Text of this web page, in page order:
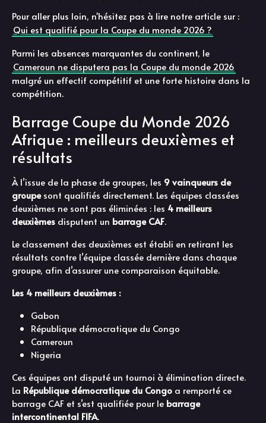
Pour aller plus loin, n'hésitez pas à lire notre article sur :
Qui est qualifié pour la Coupe du monde 2026 ?
Parmi les absences marquantes du continent, le
Cameroun ne disputera pas la Coupe du monde 2026
malgré un effectif compétitif et une forte histoire dans la
compétition.
Barrage Coupe du Monde 2026
Afrique : meilleurs deuxièmes et
résultats
À l’issue de la phase de groupes, les 9 vainqueurs de
groupesont qualifiés directement. Les équipes classées
deuxièmes ne sont pas éliminées : les 4 meilleurs
deuxièmes disputent un barrage CAF.
Le classement des deuxièmes est établi en retirant les
résultats contre l’équipe classée dernière dans chaque
groupe, afin d’assurer une comparaison équitable.
Les 4 meilleurs deuxièmes :
Gabon
République démocratique du Congo
Cameroun
Nigeria
Ces équipes ont disputé un tournoi à élimination directe.
La République démocratique du Congo a remporté ce
barrage CAF et s’est qualifiée pour le barrage
intercontinental FIFA.